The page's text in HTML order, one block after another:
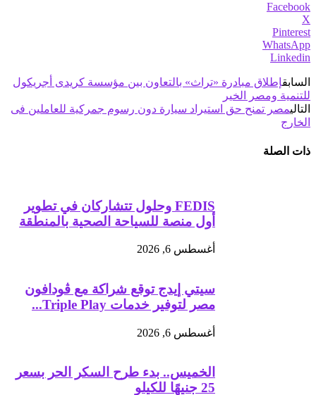
Facebook
X
Pinterest
WhatsApp
Linkedin
السابقإطلاق مبادرة «تراث» بالتعاون بين مؤسسة كريدى أجريكول
للتنمية ومصر الخير
التاليمصر تمنح حق استيراد سيارة دون رسوم جمركية للعاملين فى
الخارج
ذات الصلة
FEDIS وحلول تتشاركان في تطوير
أول منصة للسياحة الصحية بالمنطقة
أغسطس 6, 2026
سيتي إيدج توقع شراكة مع ڤودافون
مصر لتوفير خدمات Triple Play...
أغسطس 6, 2026
الخميس.. بدء طرح السكر الحر بسعر
25 جنيهًا للكيلو